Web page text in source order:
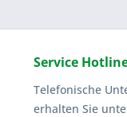
Service
Telefonische
erhalten Sie